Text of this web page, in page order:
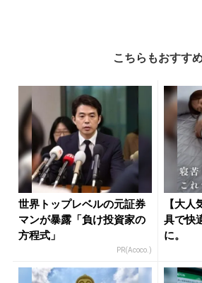
こちらもおすす
世界トップレベルの元証券
マンが暴露「負け投資家の
方程式」
PR(Acoco.)
【大
具で快
に。